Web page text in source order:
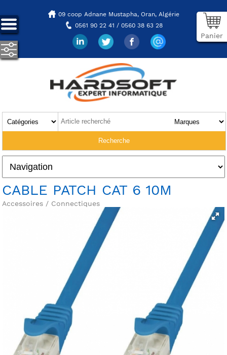
09 coop Adnane Mustapha, Oran, Algérie
0561 90 22 41 / 0560 38 63 28
Panier
CABLE PATCH CAT 6 10M
Accessoires / Connectiques